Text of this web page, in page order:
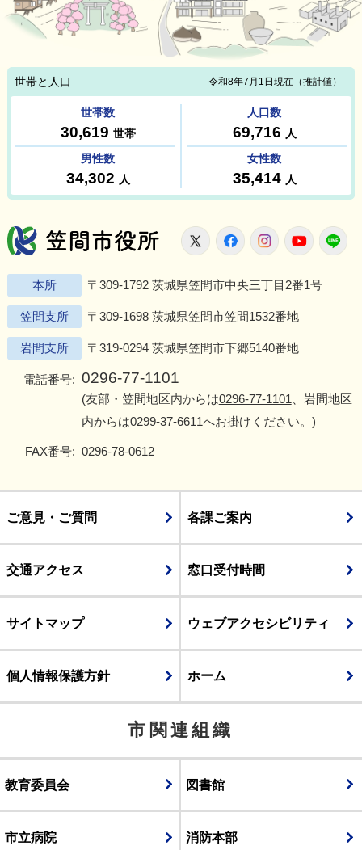
笠間市役所
X FacebookInstagram
本所 〒309-1792 茨城県笠間市中央三丁目2番1号
笠間支所 〒309-1698 茨城県笠間市笠間1532番地
岩間支所 〒319-0294 茨城県笠間市下郷5140番地
電話番号: 0296-77-1101
(友部・笠間地区内からは0296-77-1101 、岩間地区
内からは0299-37-6611へお掛けください。)
FAX番号: 0296-78-0612
ご意見・ご質問 各課ご案内
交通アクセス 窓口受付時間
サイトマップ ウェブアクセシビリティ
個人情報保護方針 ホーム
市関連組織
教育委員会 図書館
市立病院 消防本部